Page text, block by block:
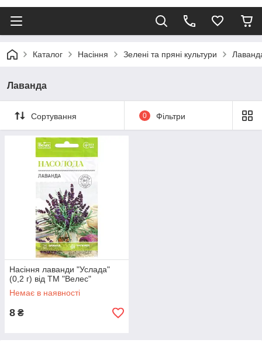
Каталог Насіння Зелені та пряні культури
Лаванда
Сортування 0 Фільтри
Насіння лаванди "Услада"
(0,2 г) від ТМ "Велес"
Немає в наявності
8 ₴